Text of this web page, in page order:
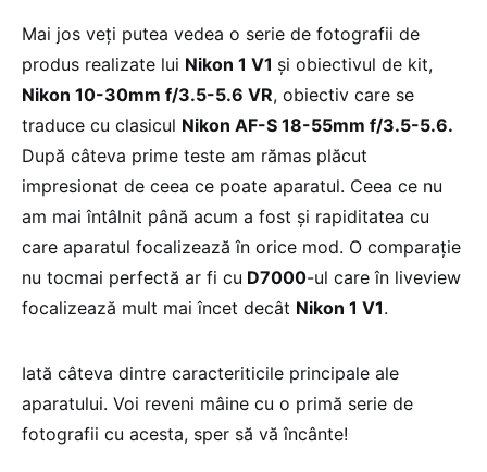
Mai jos veți putea vedea o serie de fotografii de
produs realizate lui Nikon 1 V1 și obiectivul de kit,
Nikon 10-30mm f/3.5-5.6 VR, obiectiv care se
traduce cu clasicul Nikon AF-S 18-55mm f/3.5-5.6.
După câteva prime teste am rămas plăcut
impresionat de ceea ce poate aparatul. Ceea ce nu
am mai întâlnit până acum a fost și rapiditatea cu
care aparatul focalizează în orice mod. O comparație
nu tocmai perfectă ar fi cu D7000-ul care în liveview
focalizează mult mai încet decât Nikon 1 V1.
Iată câteva dintre caracteriticile principale ale
aparatului. Voi reveni mâine cu o primă serie de
fotografii cu acesta, sper să vă încânte!